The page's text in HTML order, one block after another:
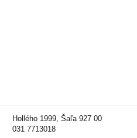
Hollého 1999, Šaľa 927 00
031 7713018